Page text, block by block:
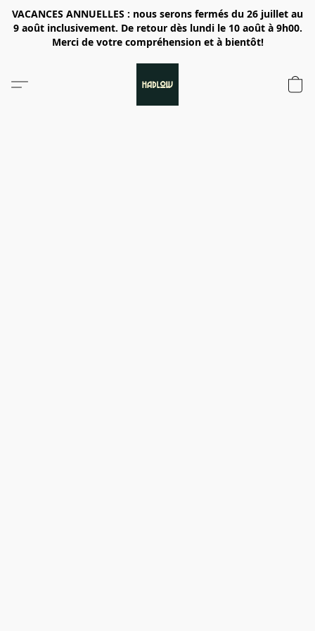
VACANCES ANNUELLES : nous serons fermés du 26 juillet au
9 août inclusivement. De retour dès lundi le 10 août à 9h00.
Merci de votre compréhension et à bientôt!